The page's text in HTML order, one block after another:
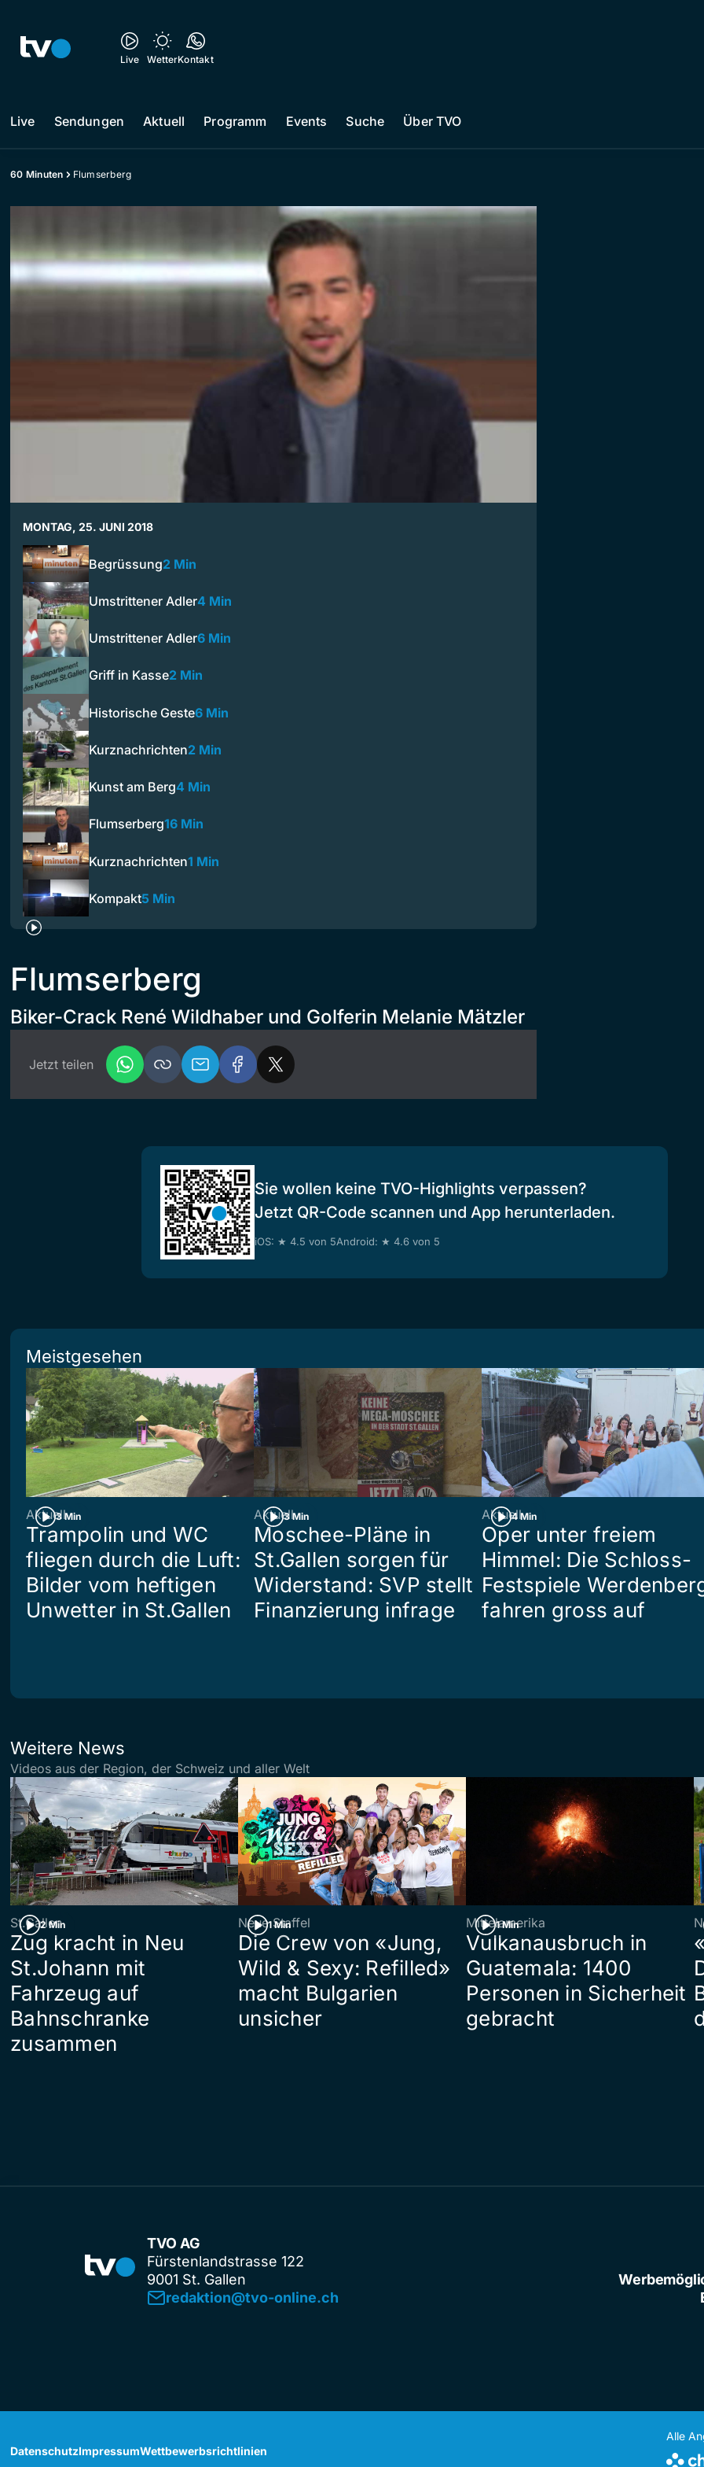
Live WetterKontakt
Live Sendungen Aktuell Programm Events Suche Über TVO
60 Minuten Flumserberg
MONTAG, 25. JUNI 2018
Begrüssung2 Min
Umstrittener Adler4 Min
Umstrittener Adler6 Min
Griff in Kasse2 Min
Historische Geste6 Min
Kurznachrichten2 Min
Kunst am Berg4 Min
Flumserberg16 Min
Kurznachrichten1 Min
Kompakt5 Min
Flumserberg
Biker-Crack René Wildhaber und Golferin Melanie Mätzler
Jetzt teilen
Sie wollen keine TVO-Highlights verpassen?
Jetzt QR-Code scannen und App herunterladen.
iOS: ★ 4.5 von 5Android: ★ 4.6 von 5
Meistgesehen
3 Min
Aktuell
Trampolin und WC
fliegen durch die Luft:
Bilder vom heftigen
Unwetter in St.Gallen
3 Min
Aktuell
Moschee-Pläne in
St.Gallen sorgen für
Widerstand: SVP stellt
Finanzierung infrage
4 Min
Aktuell
Oper unter freiem
Himmel: Die Schloss-
Festspiele
fahren gross auf
Weitere News
Videos aus der Region, der Schweiz und aller Welt
2 Min
St.Gallen
Zug kracht in Neu
St.Johann mit
Fahrzeug auf
Bahnschranke
zusammen
1 Min
Neue Staffel
Die Crew von «Jung,
Wild & Sexy: Refilled»
macht Bulgarien
unsicher
1 Min
Mittelamerika
Vulkanausbruch in
Guatemala: 1400
Personen in Sicherheit
gebracht
TVO AG
Fürstenlandstrasse 122
9001 St. Gallen
redaktion@tvo-online.ch
DatenschutzImpressumWettbewerbsrichtlinien
Alle